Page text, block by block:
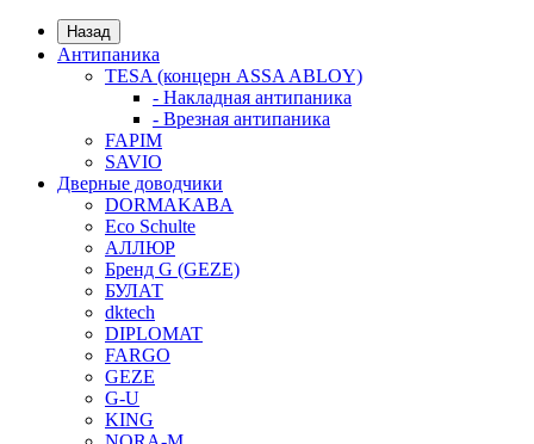
Назад
Антипаника
TESA (концерн ASSA ABLOY)
- Накладная антипаника
- Врезная антипаника
FAPIM
SAVIO
Дверные доводчики
DORMAKABA
Eco Schulte
АЛЛЮР
Бренд G (GEZE)
БУЛАТ
dktech
DIPLOMAT
FARGO
GEZE
G-U
KING